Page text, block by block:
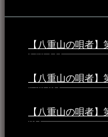
【八重山の唄者
1:50 AM
【八重山の唄者
5:29 PM
【八重山の唄者
PM